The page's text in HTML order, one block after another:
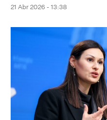
21 Abr 2026 - 13:38